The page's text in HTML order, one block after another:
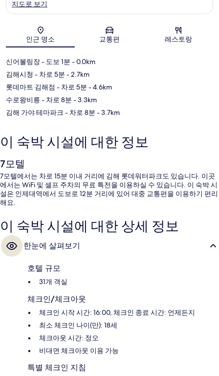
지도
지도로 보기
인근 명소 교통편 레스토랑
신어볼링장- 도보 1분 - 0.0km
김해시청 - 차로 5분 - 2.7km
롯데마트 김해점 - 차로 5분 - 4.6km
수로왕비릉 - 차로 8분 - 3.3km
김해 가야 테마파크 - 차로 8분 - 3.7km
이 숙박 시설에 대한 정보
7모텔
7모텔에서는 차로 15분 이내 거리에 김해 롯데워터파크도 있습니다. 이곳
에서는 WiFi 및 셀프 주차의 무료 특전을 이용하실 수 있습니다. 이 숙박 시
설은 인제대역에서 도보로 12분 거리에 있어 대중 교통편을 이용하기 편리
해요.
이 숙박 시설에 대한 상세 정보
한눈에 살펴보기
호텔 규모
31개 객실
체크인/체크아웃
체크인 시작 시간: 16:00, 체크인 종료 시간: 언제든지
최소 체크인 나이(만): 18세
체크아웃 시간: 정오
비대면 체크아웃 이용 가능
특별 체크인 지침